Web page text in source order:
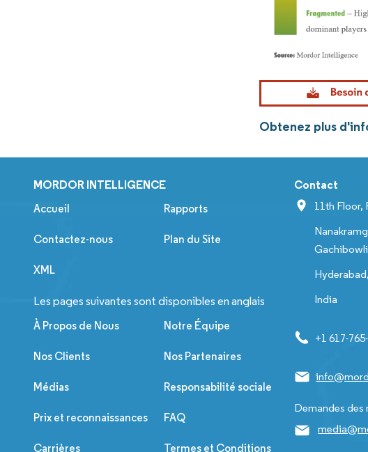
Obtenez plus
MORDOR INTELLIGENCE
Accueil Rapports
Contactez-nous Plan du Site
XML
Les pages suivantes sont disponibles en anglais
À Propos de Nous Notre Équipe
Nos Clients Nos Partenaires
Médias Responsabilité sociale
Prix et reconnaissances FAQ
Carrières Termes et Conditions
Contact
11th Floor,
Gachibowli
India
+1 617-
Demandes des